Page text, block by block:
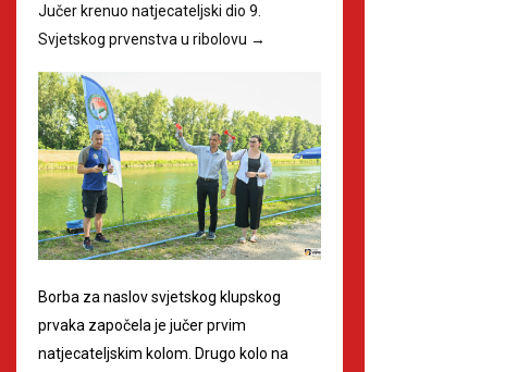
Jučer krenuo natjecateljski dio 9.
Svjetskog prvenstva u ribolovu →
Borba za naslov svjetskog klupskog
prvaka započela je jučer prvim
natjecateljskim kolom. Drugo kolo na